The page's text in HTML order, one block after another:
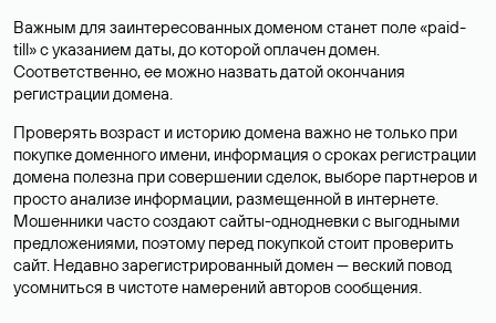
Важным для заинтересованных доменом станет поле «paid-
till» с указанием даты, до которой оплачен домен.
Соответственно, ее можно назвать датой окончания
регистрации домена.
Проверять возраст и историю домена важно не только при
покупке доменного имени, информация о сроках регистрации
домена полезна при совершении сделок, выборе партнеров и
просто анализе информации, размещенной в интернете.
Мошенники часто создают сайты-однодневки с выгодными
предложениями, поэтому перед покупкой стоит проверить
сайт. Недавно зарегистрированный домен — веский повод
усомниться в чистоте намерений авторов сообщения.